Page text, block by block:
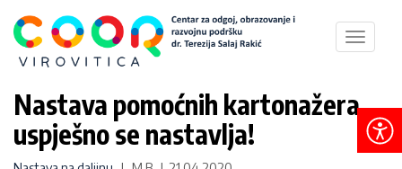
Toggle
Nastava pomoćnih kartonažera
uspješno se nastavlja!